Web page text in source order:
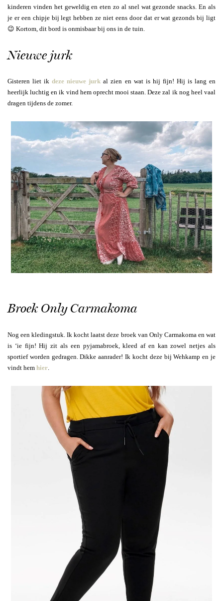
kinderen vinden het geweldig en eten zo al snel wat gezonde snacks. En als
je er een chipje bij legt hebben ze niet eens door dat er wat gezonds bij ligt
😉 Kortom, dit bord is onmisbaar bij ons in de tuin.
Nieuwe jurk
Gisteren liet ikdeze nieuwe jurk al zien en wat is hij fijn! Hij is lang en
heerlijk luchtig en ik vind hem oprecht mooi staan. Deze zal ik nog heel vaal
dragen tijdens de zomer.
Broek Only Carmakoma
Nog een kledingstuk. Ik kocht laatst deze broek van Only Carmakoma en wat
is ‘ie fijn! Hij zit als een pyjamabroek, kleed af en kan zowel netjes als
sportief worden gedragen. Dikke aanrader! Ik kocht deze bij Wehkamp en je
vindt hem hier